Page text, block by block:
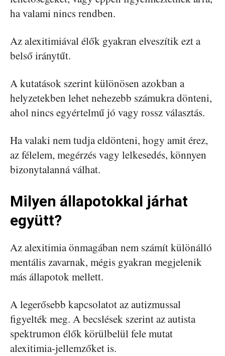
ha valami nincs rendben.
Az alexitimiával élők gyakran elveszítik ezt a
belső iránytűt.
A kutatások szerint különösen azokban a
helyzetekben lehet nehezebb számukra dönteni,
ahol nincs egyértelmű jó vagy rossz választás.
Ha valaki nem tudja eldönteni, hogy amit érez,
az félelem, megérzés vagy lelkesedés, könnyen
bizonytalanná válhat.
Milyen állapotokkal járhat
együtt?
Az alexitimia önmagában nem számít különálló
mentális zavarnak, mégis gyakran megjelenik
más állapotok mellett.
A legerősebb kapcsolatot az autizmussal
figyelték meg. A becslések szerint az autista
spektrumon élők körülbelül fele mutat
alexitimia-jellemzőket is.